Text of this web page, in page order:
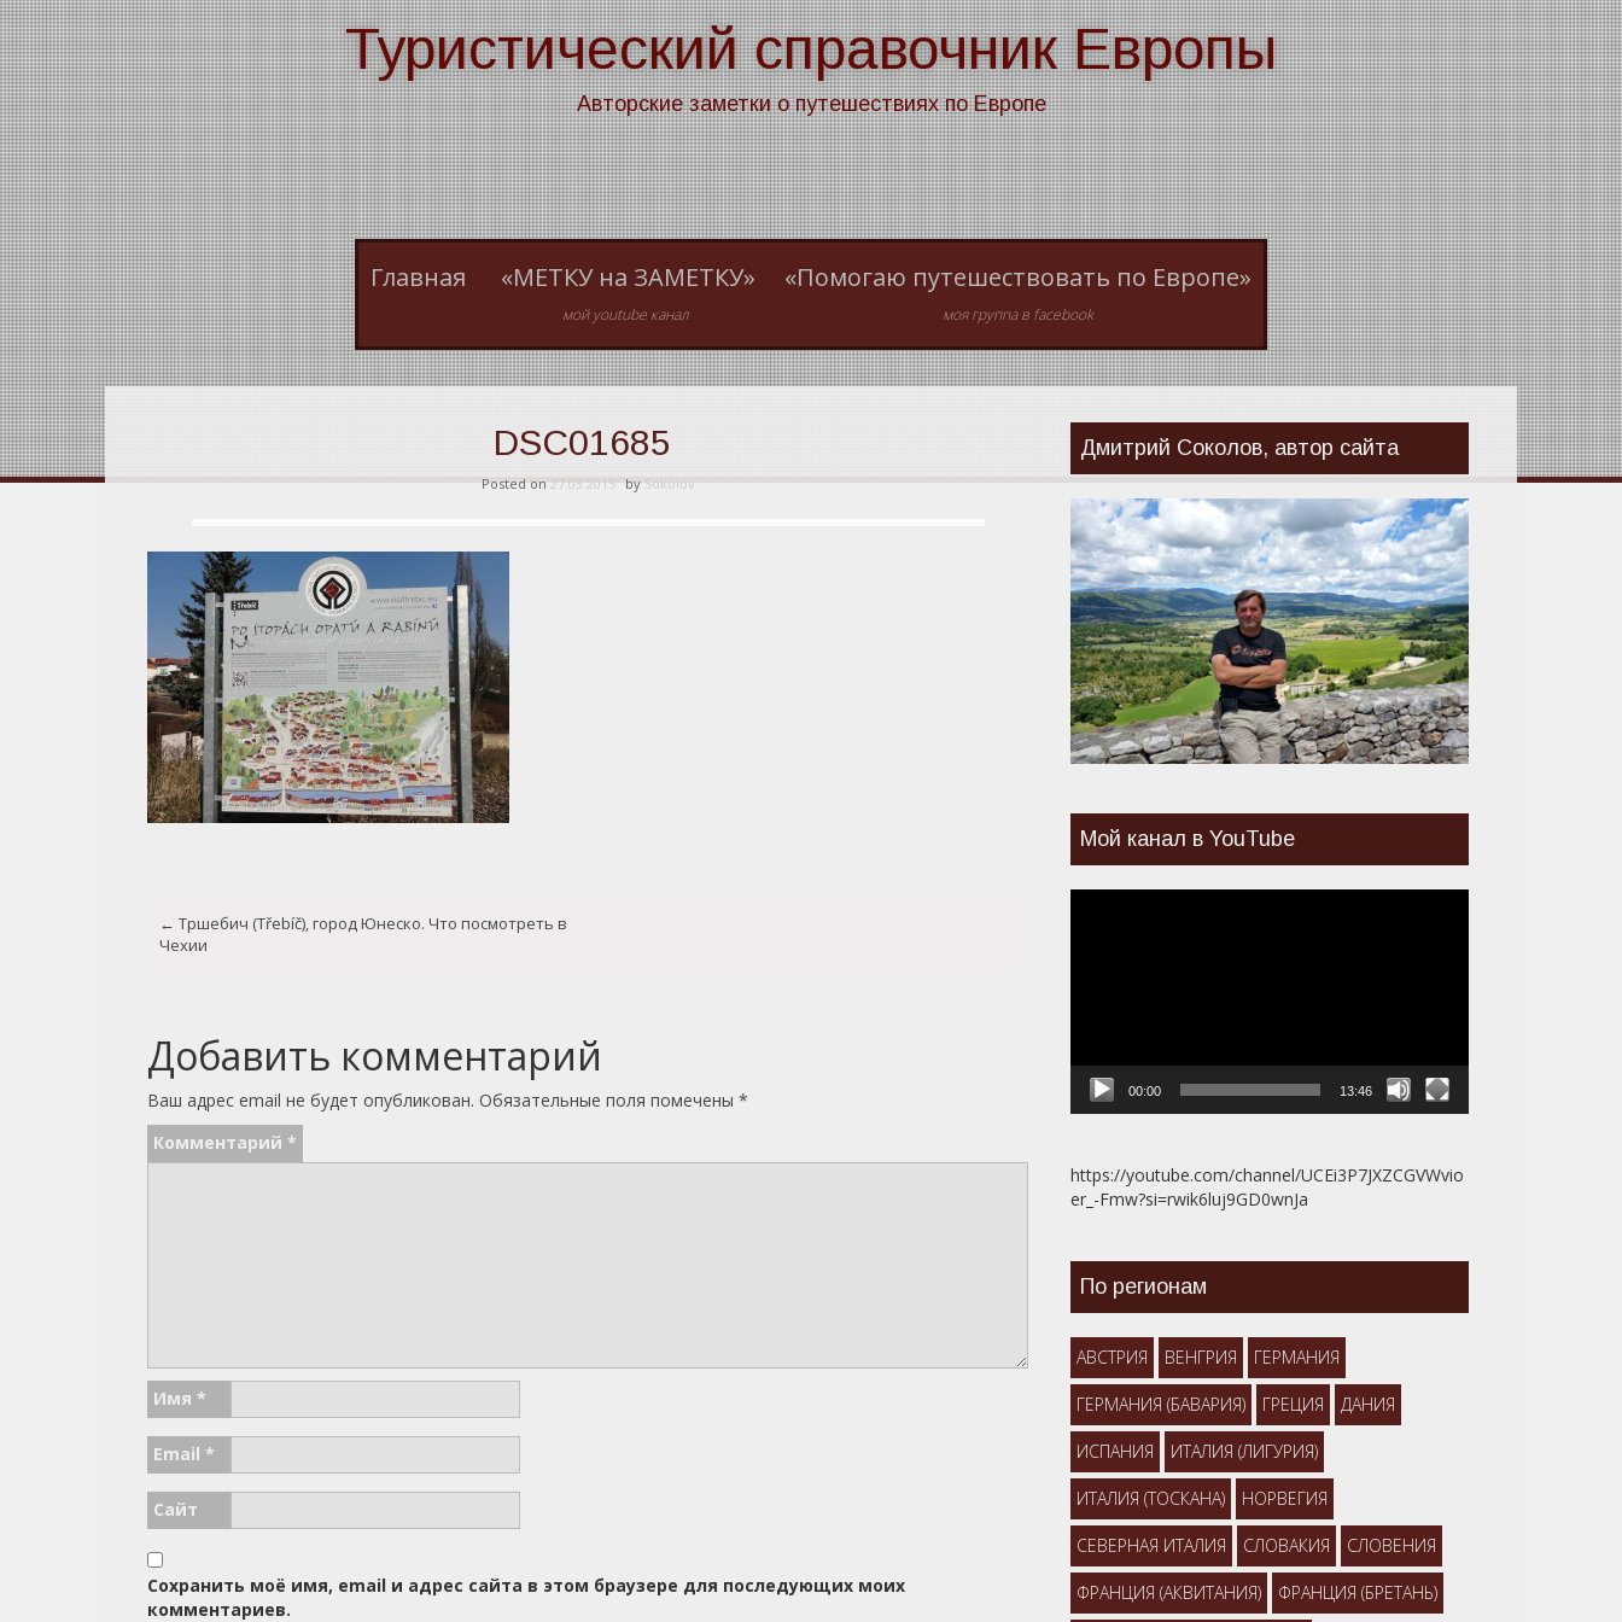
Skip
to
content
Туристический справочник Европы
Авторские заметки о путешествиях по Европе
Главная «МЕТКУ на ЗАМЕТКУ»
мой youtube канал
«Помогаю путешествовать по Европе»
моя группа в facebook
DSC01685
Posted on 27.03.2015 by Sokolov
Post
navigation
← Тршебич (Třebíč), город Юнеско. Что посмотреть в
Чехии
Добавить комментарий
Ваш адрес email не будет опубликован. Обязательные поля помечены *
Комментарий *
Имя *
Email *
Сайт
Сохранить моё имя, email и адрес сайта в этом браузере для последующих моих
комментариев.
Дмитрий Соколов, автор сайта
Мой канал в YouTube
00:00 13:46
https://youtube.com/channel/UCEi3P7JXZCGVWvio
er_-Fmw?si=rwik6luj9GD0wnJa
По регионам
АВСТРИЯ ВЕНГРИЯ ГЕРМАНИЯ
ГЕРМАНИЯ (БАВАРИЯ) ГРЕЦИЯ ДАНИЯ
ИСПАНИЯ ИТАЛИЯ (ЛИГУРИЯ)
ИТАЛИЯ (ТОСКАНА) НОРВЕГИЯ
СЕВЕРНАЯ ИТАЛИЯ СЛОВАКИЯ СЛОВЕНИЯ
ФРАНЦИЯ (АКВИТАНИЯ) ФРАНЦИЯ (БРЕТАНЬ)